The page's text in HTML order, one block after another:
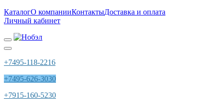
КаталогО компанииКонтактыДоставка и оплата
Личный кабинет
+7495-118-2216
+7495-626-3030
+7915-160-5230